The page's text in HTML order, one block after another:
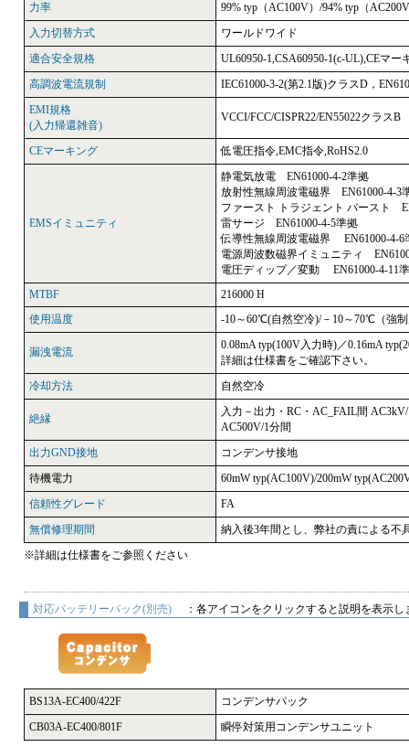
力率
99% typ（AC100V）/94% typ（
入力切替方式
ワールドワイド
適合安全規格
UL60950-1,CSA60950-1(c-UL),CEマ
高調波電流規制
IEC61000-3-2(第2.1版)クラスD，
EMI規格
(入力帰還雑音)
VCCI/FCC/CISPR22/EN55022クラス
CEマーキング 低電圧指令,EMC指令,RoHS2.0
EMSイミュニティ
静電気放電 EN61000-4-2準拠
放射性無線周波電磁界 EN61000-4-3
ファースト トラジェント バースト
雷サージ EN61000-4-5準拠
伝導性無線周波電磁界 EN61000-4-6
電源周波数磁界イミュニティ
電圧ディップ／変動 EN61000-4-11
MTBF
216000 H
使用温度
-10～60℃(自然空冷)/－10～70℃（強
漏洩電流
0.08mA typ(100V入力時)／0.16mA
詳細は仕様書をご確認下さい。
冷却方法
自然空冷
絶縁
入力－出力・RC・AC_FAIL間
AC500V/1分間
出力GND接地
コンデンサ接地
待機電力
60mW typ(AC100V)/200mW
信頼性グレード
FA
無償修理期間
納入後3年間とし、弊社の責による不
※詳細は仕様書をご参照ください
対応バッテリーパック(別売) ：各アイコンをクリックすると説明を表示し
BS13A-EC400/422F
コンデンサパック
CB03A-EC400/801F
瞬停対策用コンデンサユニット